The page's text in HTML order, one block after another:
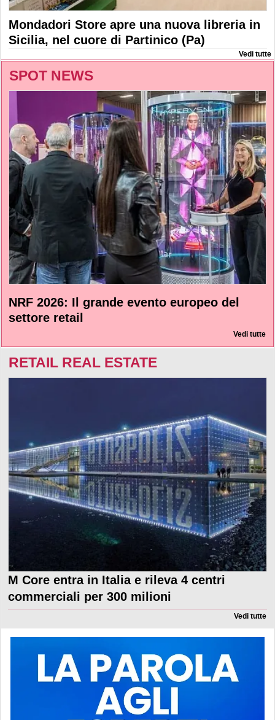
Mondadori Store apre una nuova libreria in
Sicilia, nel cuore di Partinico (Pa)
Vedi tutte
SPOT NEWS
NRF 2026: Il grande evento europeo del
settore retail
Vedi tutte
RETAIL REAL ESTATE
M Core entra in Italia e rileva 4 centri
commerciali per 300 milioni
Vedi tutte